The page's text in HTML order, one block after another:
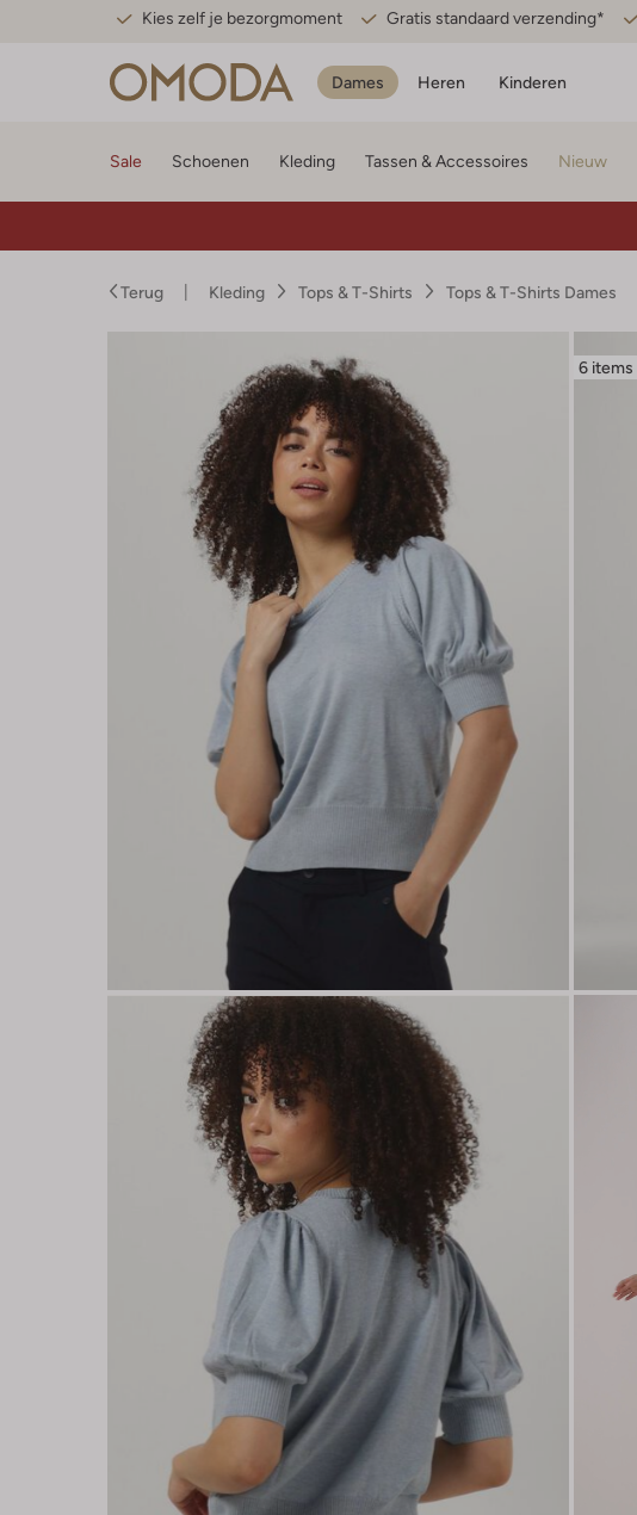
Kies zelf je bezorgmoment Gratis standaard verzending*
Dames Heren Kinderen
Sale Schoenen Kleding Tassen & Accessoires Nieuw
Terug Kleding Tops & T-Shirts Tops & T-Shirts Dames
6 items